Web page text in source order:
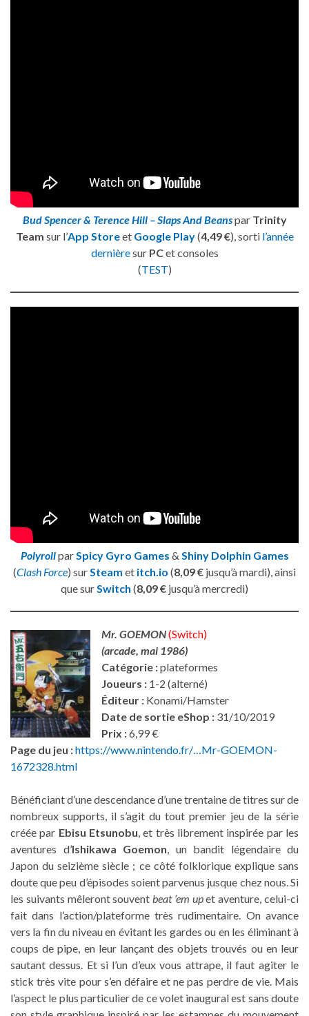
Bud Spencer & Terence Hill – Slaps And Beanspar Trinity
Team sur l’App Storeet Google Play(4,49 €), sorti l’année
dernièresur PCet consoles
(TEST)
PolyrollparSpicy Gyro Games & Shiny Dolphin Games
(Clash Force) surSteam et itch.io (8,09 € jusqu’à mardi), ainsi
que surSwitch (8,09 € jusqu’à mercredi)
Mr. GOEMON(Switch)
(arcade, mai 1986)
Catégorie :plateformes
Joueurs : 1-2 (alterné)
Éditeur : Konami/Hamster
Date de sortie eShop : 31/10/2019
Prix :6,99 €
Page du jeu :https://www.nintendo.fr/…Mr-GOEMON-
1672328.html
Bénéficiant d’une descendance d’une trentaine de titres sur de
nombreux supports, il s’agit du tout premier jeu de la série
créée par Ebisu Etsunobu, et très librement inspirée par les
aventures d’Ishikawa Goemon, un bandit légendaire du
Japon du seizième siècle ; ce côté folklorique explique sans
doute que peu d’épisodes soient parvenus jusque chez nous. Si
les suivants mêleront souventbeat ’em upet aventure, celui-ci
fait dans l’action/plateforme très rudimentaire. On avance
vers la fin du niveau en évitant les gardes ou en les éliminant à
coups de pipe, en leur lançant des objets trouvés ou en leur
sautant dessus. Et si l’un d’eux vous attrape, il faut agiter le
stick très vite pour s’en défaire et ne pas perdre de vie. Mais
l’aspect le plus particulier de ce volet inaugural est sans doute